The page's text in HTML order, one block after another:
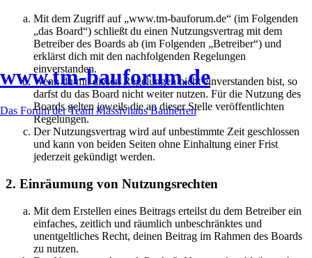
www.tm-bauforum.de
Das Forum der Team Massivhaus Bauherren
Mit dem Zugriff auf „www.tm-bauforum.de“ (im Folgenden
„das Board“) schließt du einen Nutzungsvertrag mit dem
Betreiber des Boards ab (im Folgenden „Betreiber“) und
erklärst dich mit den nachfolgenden Regelungen
einverstanden.
Wenn du mit diesen Regelungen nicht einverstanden bist, so
darfst du das Board nicht weiter nutzen. Für die Nutzung des
Boards gelten jeweils die an dieser Stelle veröffentlichten
Regelungen.
Der Nutzungsvertrag wird auf unbestimmte Zeit geschlossen
und kann von beiden Seiten ohne Einhaltung einer Frist
jederzeit gekündigt werden.
2. Einräumung von Nutzungsrechten
Mit dem Erstellen eines Beitrags erteilst du dem Betreiber ein
einfaches, zeitlich und räumlich unbeschränktes und
unentgeltliches Recht, deinen Beitrag im Rahmen des Boards
zu nutzen.